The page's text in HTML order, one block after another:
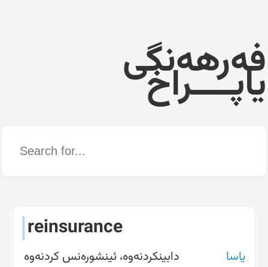
فەرهەنگی
یاپــــراخ
Word
reinsurance
یاسا دابینکردنەوە، ئینشورەنس کردنەوە